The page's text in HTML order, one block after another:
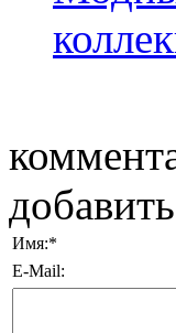
Имя:*
E-Mail: